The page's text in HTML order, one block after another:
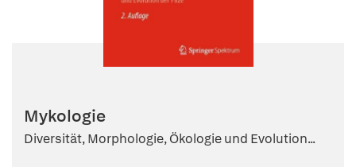
Mykologie
Diversität, Morphologie, Ökologie und Evolution...